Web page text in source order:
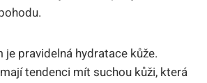
je pravidelná hydratace kůže.
tendenci mít suchou kůži, která